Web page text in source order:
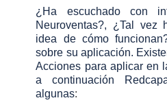
¿Ha escuchado con
Neuroventas?, ¿Tal vez
idea de cómo
sobre su aplicación.
Acciones para aplicar en
a continuación
algunas: